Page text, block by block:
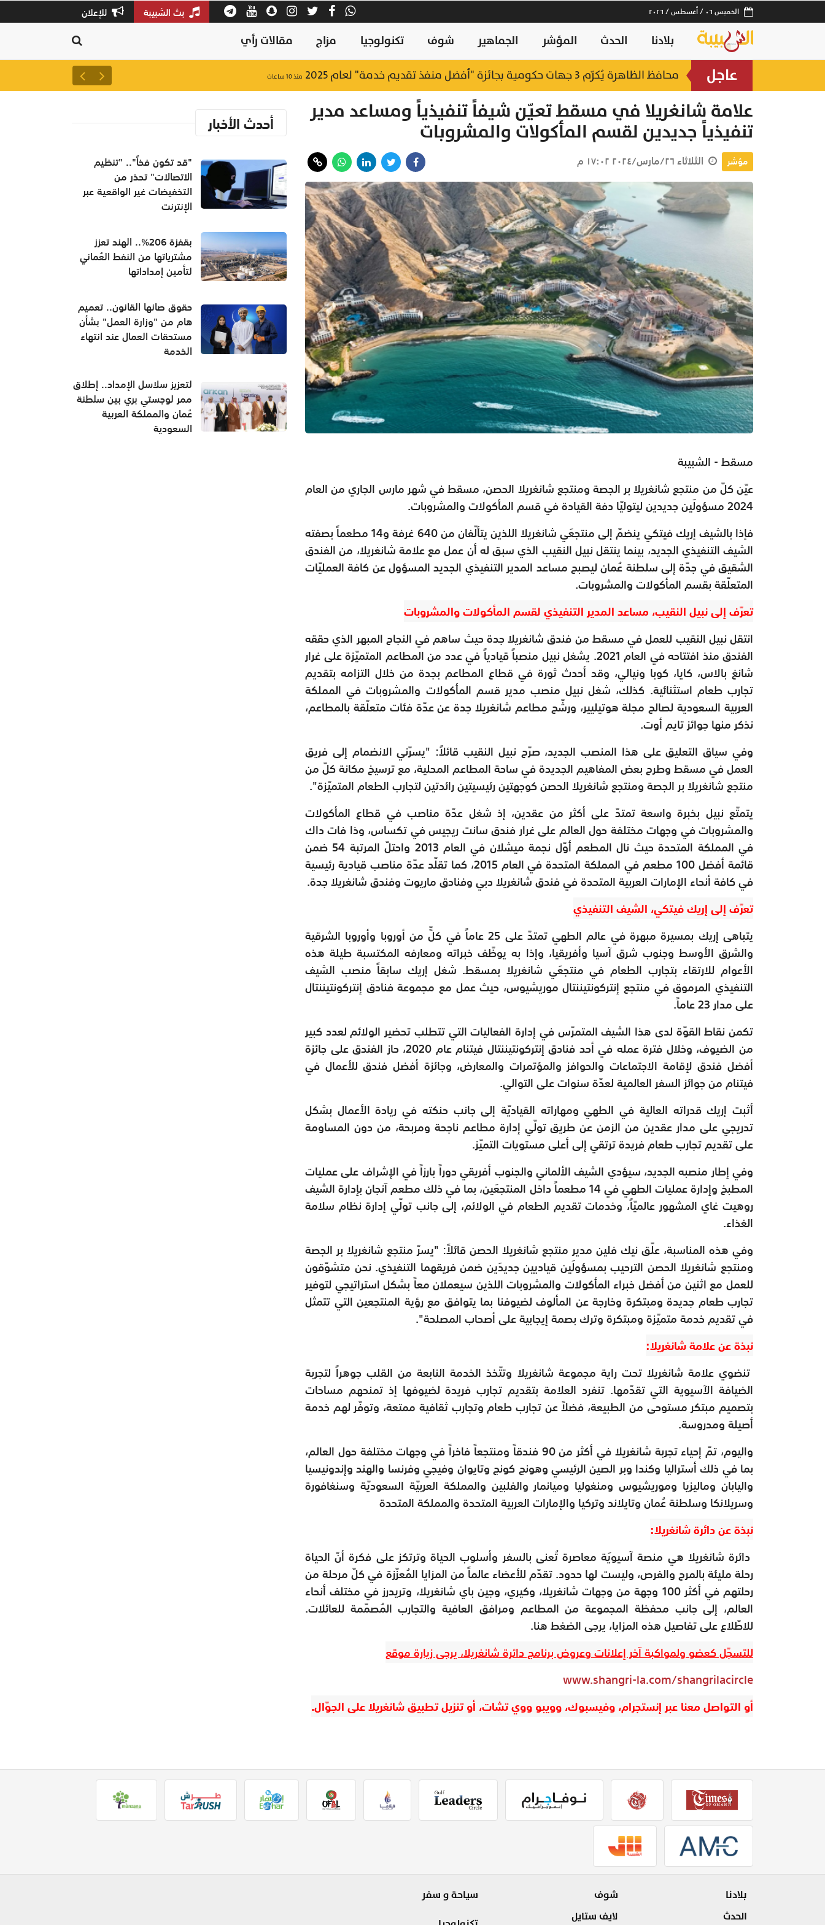
الخميس ٠٦ / أغسطس / ٢٠٢٦ بث الشبيبة للإعلان
بلادنا الحدث المؤشر الجماهير شوف تكنولوجيا مزاج مقالات رأي
عاجل محافظ الظاهرة يُكرّم 3 جهات حكومية بجائزة "أفضل منفذ تقديم خدمة" لعام 2025 منذ ١٠ ساعات لتعزيز سلاسل الإمداد..
علامة شانغريلا في مسقط تعيّن شيفاً تنفيذياً ومساعد مدير
تنفيذياً جديدين لقسم المأكولات والمشروبات
مؤشر الثلاثاء ٢٦/مارس/٢٠٢٤ ١٧:٠٢ م
مسقط - الشبيبة
عيّن كلّ من منتجع شانغريلا بر الجصة ومنتجع شانغريلا الحصن، مسقط في شهر مارس الجاري من العام
2024 مسؤولَين جديدين ليتوليّا دفة القيادة في قسم المأكولات والمشروبات.
فإذا بالشيف إريك فيتكي ينضمّ إلى منتجعَي شانغريلا اللذين يتألّفان من 640 غرفة و14 مطعماً بصفته
الشيف التنفيذي الجديد، بينما ينتقل نبيل النقيب الذي سبق له أن عمل مع علامة شانغريلا، من الفندق
الشقيق في جدّة إلى سلطنة عُمان ليصبح مساعد المدير التنفيذي الجديد المسؤول عن كافة العمليّات
المتعلّقة بقسم المأكولات والمشروبات.
تعرّف إلى نبيل النقيب، مساعد المدير التنفيذي لقسم المأكولات والمشروبات
انتقل نبيل النقيب للعمل في مسقط من فندق شانغريلا جدة حيث ساهم في النجاح المبهر الذي حققه
الفندق منذ افتتاحه في العام 2021. يشغل نبيل منصباً قيادياً في عدد من المطاعم المتميّزة على غرار
شانغ بالاس، كايا، كوبا ونيالي، وقد أحدث ثورة في قطاع المطاعم بجدة من خلال التزامه بتقديم
تجارب طعام استثنائية. كذلك، شغل نبيل منصب مدير قسم المأكولات والمشروبات في المملكة
العربية السعودية لصالح مجلة هوتيليير، ورشّح مطاعم شانغريلا جدة عن عدّة فئات متعلّقة بالمطاعم،
نذكر منها جوائز تايم أوت.
وفي سياق التعليق على هذا المنصب الجديد، صرّح نبيل النقيب قائلاً: "يسرّني الانضمام إلى فريق
العمل في مسقط وطرح بعض المفاهيم الجديدة في ساحة المطاعم المحلية، مع ترسيخ مكانة كلّ من
منتجع شانغريلا بر الجصة ومنتجع شانغريلا الحصن كوجهتين رئيسيتين رائدتين لتجارب الطعام المتميّزة".
يتمتّع نبيل بخبرة واسعة تمتدّ على أكثر من عقدين، إذ شغل عدّة مناصب في قطاع المأكولات
والمشروبات في وجهات مختلفة حول العالم على غرار فندق سانت ريجيس في تكساس، وذا فات داك
في المملكة المتحدة حيث نال المطعم أوّل نجمة ميشلان في العام 2013 واحتلّ المرتبة 54 ضمن
قائمة أفضل 100 مطعم في المملكة المتحدة في العام 2015، كما تقلّد عدّة مناصب قيادية رئيسية
في كافة أنحاء الإمارات العربية المتحدة في فندق شانغريلا دبي وفنادق ماريوت وفندق شانغريلا جدة.
تعرّف إلى إريك فيتكي، الشيف التنفيذي
يتباهى إريك بمسيرة مبهرة في عالم الطهي تمتدّ على 25 عاماً في كلٍّ من أوروبا وأوروبا الشرقية
والشرق الأوسط وجنوب شرق آسيا وأفريقيا، وإذا به يوظّف خبراته ومعارفه المكتسبة طيلة هذه
الأعوام للارتقاء بتجارب الطعام في منتجعَي شانغريلا بمسقط. شغل إريك سابقاً منصب الشيف
التنفيذي المرموق في منتجع إنتركونتيننتال موريشيوس، حيث عمل مع مجموعة فنادق إنتركونتيننتال
على مدار 23 عاماً.
تكمن نقاط القوّة لدى هذا الشيف المتمرّس في إدارة الفعاليات التي تتطلب تحضير الولائم لعدد كبير
من الضيوف، وخلال فترة عمله في أحد فنادق إنتركونتيننتال فيتنام عام 2020، حاز الفندق على جائزة
أفضل فندق لإقامة الاجتماعات والحوافز والمؤتمرات والمعارض، وجائزة أفضل فندق للأعمال في
فيتنام من جوائز السفر العالمية لعدّة سنوات على التوالي.
أثبت إريك قدراته العالية في الطهي ومهاراته القياديّة إلى جانب حنكته في ريادة الأعمال بشكل
تدريجي على مدار عقدين من الزمن عن طريق تولّي إدارة مطاعم ناجحة ومربحة، من دون المساومة
على تقديم تجارب طعام فريدة ترتقي إلى أعلى مستويات التميّز.
وفي إطار منصبه الجديد، سيؤدي الشيف الألماني والجنوب أفريقي دوراً بارزاً في الإشراف على عمليات
المطبخ وإدارة عمليات الطهي في 14 مطعماً داخل المنتجعَين، بما في ذلك مطعم آنجان بإدارة الشيف
روهيت غاي المشهور عالميّاً، وخدمات تقديم الطعام في الولائم، إلى جانب تولّي إدارة نظام سلامة
الغذاء.
وفي هذه المناسبة، علّق نيك فلين مدير منتجع شانغريلا الحصن قائلاً: "يسرّ منتجع شانغريلا بر الجصة
ومنتجع شانغريلا الحصن الترحيب بمسؤولَين قياديين جديدَين ضمن فريقهما التنفيذي. نحن متشوّقون
للعمل مع اثنين من أفضل خبراء المأكولات والمشروبات اللذين سيعملان معاً بشكل استراتيجي لتوفير
تجارب طعام جديدة ومبتكرة وخارجة عن المألوف لضيوفنا بما يتوافق مع رؤية المنتجعين التي تتمثل
في تقديم خدمة متميّزة ومبتكرة وترك بصمة إيجابية على أصحاب المصلحة".
نبذة عن علامة شانغريلا:
تنضوي علامة شانغريلا تحت راية مجموعة شانغريلا وتتّخذ الخدمة النابعة من القلب جوهراً لتجربة
الضيافة الآسيوية التي تقدّمها. تنفرد العلامة بتقديم تجارب فريدة لضيوفها إذ تمنحهم مساحات
بتصميم مبتكر مستوحى من الطبيعة، فضلاً عن تجارب طعام وتجارب ثقافية ممتعة، وتوفّر لهم خدمة
أصيلة ومدروسة.
واليوم، تمّ إحياء تجربة شانغريلا في أكثر من 90 فندقاً ومنتجعاً فاخراً في وجهات مختلفة حول العالم،
بما في ذلك أستراليا وكندا وبر الصين الرئيسي وهونج كونج وتايوان وفيجي وفرنسا والهند وإندونيسيا
واليابان وماليزيا وموريشيوس ومنغوليا وميانمار والفلبين والمملكة العربيّة السعوديّة وسنغافورة
وسريلانكا وسلطنة عُمان وتايلاند وتركيا والإمارات العربية المتحدة والمملكة المتحدة
نبذة عن دائرة شانغريلا:
دائرة شانغريلا هي منصة آسيويَة معاصرة تُعنى بالسفر وأسلوب الحياة وترتكز على فكرة أنّ الحياة
رحلة مليئة بالمرح والفرص، وليست لها حدود. تقدّم للأعضاء عالماً من المزايا المُعزّزة في كلّ مرحلة من
رحلتهم في أكثر 100 وجهة من وجهات شانغريلا، وكيري، وجين باي شانغريلا، وتريدرز في مختلف أنحاء
العالم، إلى جانب محفظة المجموعة من المطاعم ومرافق العافية والتجارب المُصمّمة للعائلات.
للاطّلاع على تفاصيل هذه المزايا، يرجى الضغط هنا.
للتسجّل كعضو ولمواكبة آخر إعلانات وعروض برنامج دائرة شانغريلا، يرجى زيارة موقع
www.shangri-la.com/shangrilacircle
أو التواصل معنا عبر إنستجرام، وفيسبوك، وويبو ووي تشات، أو تنزيل تطبيق شانغريلا على الجوّال.
أحدث الأخبار
"قد تكون فخاً".. "تنظيم
الاتصالات" تحذر من
التخفيضات غير الواقعية عبر
الإنترنت
بقفزة 206%.. الهند تعزز
مشترياتها من النفط العُماني
لتأمين إمداداتها
حقوق صانها القانون.. تعميم
هام من "وزارة العمل" بشأن
مستحقات العمال عند انتهاء
الخدمة
لتعزيز سلاسل الإمداد.. إطلاق
ممر لوجستي بري بين سلطنة
عُمان والمملكة العربية
السعودية
بلادنا
الحدث
شوف
لايف ستايل
سياحة و سفر